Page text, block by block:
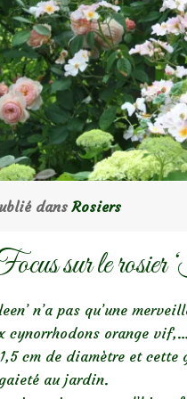
dansRosiers
sur le rosier
n’a pas qu’une
cynorrhodons orange
cm de diamètre et
au jardin.